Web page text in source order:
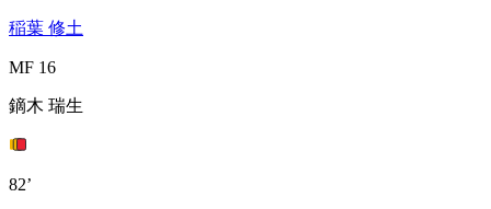
稲葉 修土
MF 16
鏑木 瑞生
82’